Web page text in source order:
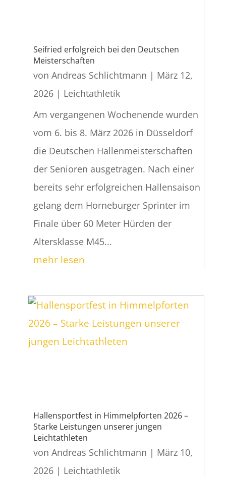
Seifried erfolgreich bei den Deutschen
Meisterschaften
von Andreas Schlichtmann | März 12,
2026| Leichtathletik
Am vergangenen Wochenende wurden
vom 6. bis 8. März 2026 in Düsseldorf
die Deutschen Hallenmeisterschaften
der Senioren ausgetragen. Nach einer
bereits sehr erfolgreichen Hallensaison
gelang dem Horneburger Sprinter im
Finale über 60 Meter Hürden der
Altersklasse M45...
mehr lesen
Hallensportfest in Himmelpforten 2026 –
Starke Leistungen unserer jungen
Leichtathleten
von Andreas Schlichtmann | März 10,
2026| Leichtathletik